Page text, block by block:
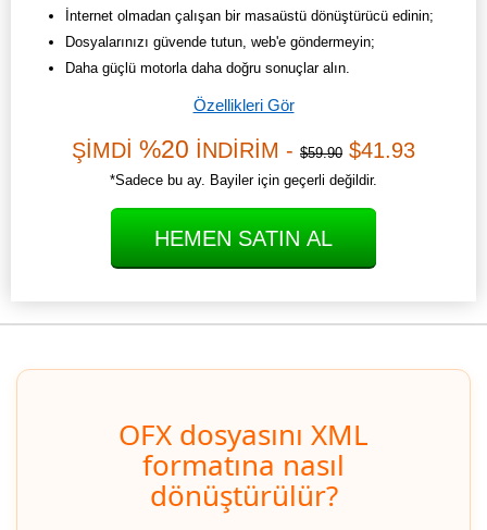
İnternet olmadan çalışan bir masaüstü dönüştürücü edinin;
Dosyalarınızı güvende tutun, web'e göndermeyin;
Daha güçlü motorla daha doğru sonuçlar alın.
Özellikleri Gör
ŞİMDİ %20 İNDİRİM - $59.90 $41.93
*Sadece bu ay. Bayiler için geçerli değildir.
HEMEN SATIN AL
OFX dosyasını XML
formatına nasıl
dönüştürülür?